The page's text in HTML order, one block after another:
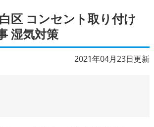
区 コンセント取り付け
湿気対策
2021年04月23日更新